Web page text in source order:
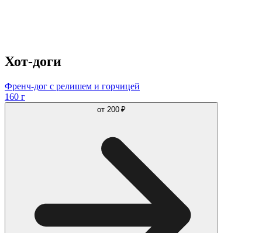
Хот-доги
Френч-дог с релишем и горчицей
160 г
от 200 ₽